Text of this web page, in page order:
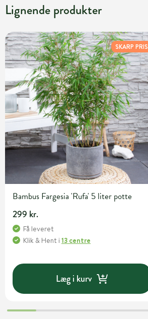
Lignende produkter
SKARP PRIS
Bambus Fargesia 'Rufa' 5 liter potte
299 kr.
Få leveret
Klik & Hent i 13 centre
Læg i kurv